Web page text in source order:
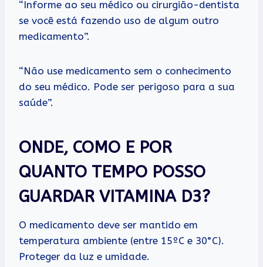
“Informe ao seu médico ou cirurgião-dentista
se você está fazendo uso de algum outro
medicamento”.
“Não use medicamento sem o conhecimento
do seu médico. Pode ser perigoso para a sua
saúde”.
ONDE, COMO E POR
QUANTO TEMPO POSSO
GUARDAR VITAMINA D3?
O medicamento deve ser mantido em
temperatura ambiente (entre 15ºC e 30°C).
Proteger da luz e umidade.